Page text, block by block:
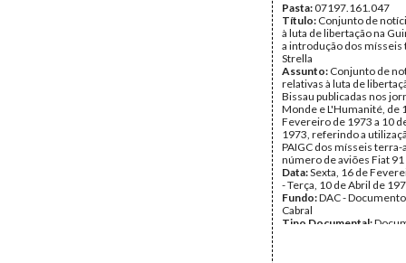
Pasta:07197.161.047
Título: Conjunto de
à luta de libertação na
a introdução dos mísseis
Strella
Assunto: Conjunto de
relativas à luta de
Bissau publicadas nos
Monde e L'Humanité, de
Fevereiro de 1973 a 10
1973, referindo a
PAIGC dos mísseis terra-
número de aviões Fiat 91
Data:Sexta, 16 de
- Terça, 10 de Abril de
Fundo:DAC -
Cabral
Tipo Documental: